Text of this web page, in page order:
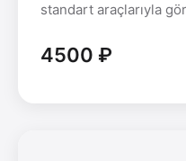
standart araçlarıyla
4500 ₽